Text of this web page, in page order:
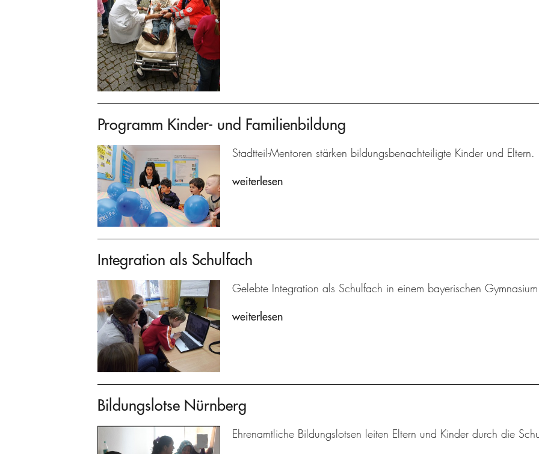
Programm Kinder- und Familienbildung
Stadtteil-Mentoren stärken bildungsbenachteiligte Kinder und Eltern.
weiterlesen
Integration als Schulfach
Gelebte Integration als Schulfach in einem bayerischen
weiterlesen
Bildungslotse Nürnberg
Ehrenamtliche Bildungslotsen leiten Eltern und Kinder durch die